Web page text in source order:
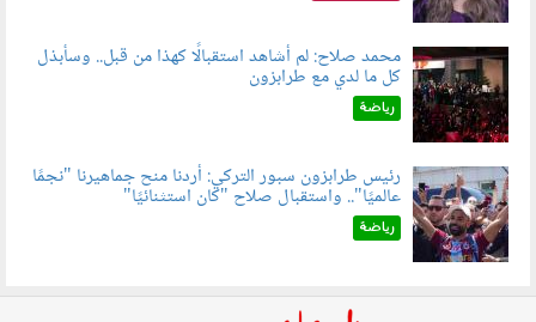
060802.jpg
محمد صلاح: لم أشاهد استقبالًا كهذا من قبل.. وسأبذل
كل ما لدي مع طرابزون
رياضة
060803.jpg
رئيس طرابزون سبور التركي: أردنا منح جماهيرنا "نجمًا
عالميًا".. واستقبال صلاح "كان استثنائيًا"
رياضة